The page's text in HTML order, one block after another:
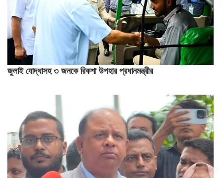
জুলাই যোদ্ধাসহ ৩ জনকে রিকশা উপহার প্রধানমন্ত্রীর